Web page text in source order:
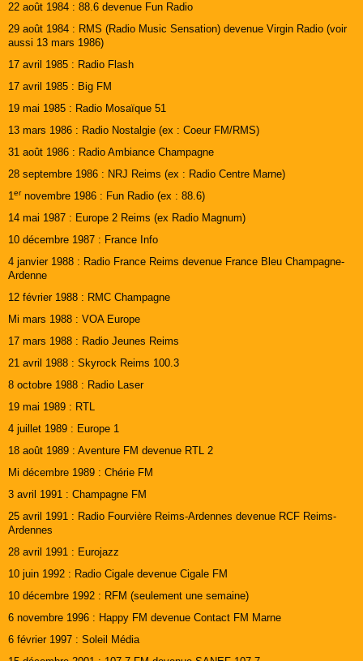
22 août 1984 : 88.6 devenue Fun Radio
29 août 1984 : RMS (Radio Music Sensation) devenue Virgin Radio (voir
aussi 13 mars 1986)
17 avril 1985 : Radio Flash
17 avril 1985 : Big FM
19 mai 1985 : Radio Mosaïque 51
13 mars 1986 : Radio Nostalgie (ex : Coeur FM/RMS)
31 août 1986 : Radio Ambiance Champagne
28 septembre 1986 : NRJ Reims (ex : Radio Centre Marne)
1ernovembre 1986 : Fun Radio (ex : 88.6)
14 mai 1987 : Europe 2 Reims (ex Radio Magnum)
10 décembre 1987 : France Info
4 janvier 1988 : Radio France Reims devenue France Bleu Champagne-
Ardenne
12 février 1988 : RMC Champagne
Mi mars 1988 : VOA Europe
17 mars 1988 : Radio Jeunes Reims
21 avril 1988 : Skyrock Reims 100.3
8 octobre 1988 : Radio Laser
19 mai 1989 : RTL
4 juillet 1989 : Europe 1
18 août 1989 : Aventure FM devenue RTL 2
Mi décembre 1989 : Chérie FM
3 avril 1991 : Champagne FM
25 avril 1991 : Radio Fourvière Reims-Ardennes devenue RCF Reims-
Ardennes
28 avril 1991 : Eurojazz
10 juin 1992 : Radio Cigale devenue Cigale FM
10 décembre 1992 : RFM (seulement une semaine)
6 novembre 1996 : Happy FM devenue Contact FM Marne
6 février 1997 : Soleil Média